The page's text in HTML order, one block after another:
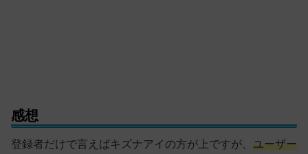
感想
登録者だけで言えばキズナアイの方が上ですが、 ユーザー